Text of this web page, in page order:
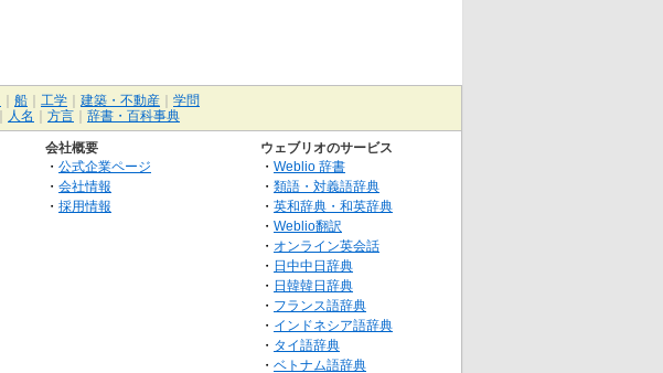
船 工学 建築・不動産
学問
人名 方言 辞書・百科事典
会社概要
・ 公式企業ページ
・ 会社情報
・ 採用情報
ウェブリオのサービス
・ Weblio 辞書
・ 類語・対義語辞典
・ 英和辞典・和英辞典
・ Weblio翻訳
・ オンライン英会話
・ 日中中日辞典
・ 日韓韓日辞典
・ フランス語辞典
・ インドネシア語辞典
・ タイ語辞典
・ ベトナム語辞典